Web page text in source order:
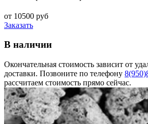
от 10500 руб
Заказать
В наличии
Окончательная стоимость зависит от
доставки. Позвоните по телефону
рассчитаем стоимость прямо сейчас.